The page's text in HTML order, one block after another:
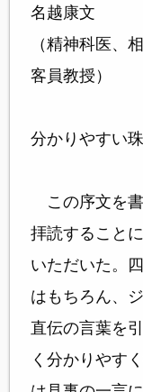
名越康文
（精神科医、
客員教授）
分かりやすい
この序文を
拝読すること
いただいた。
はもちろん、
直伝の言葉を
く分かりやす